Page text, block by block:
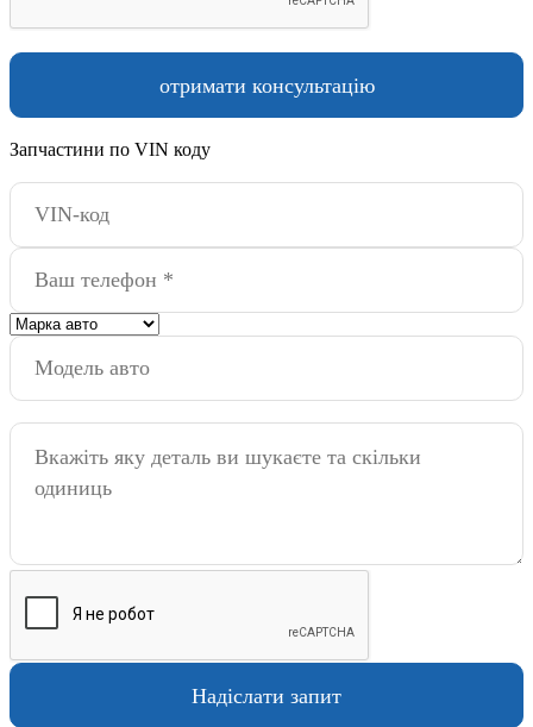
Запчастини по VIN коду